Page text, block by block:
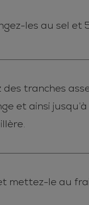
les au sel et
tranches
et ainsi
mettez-le au